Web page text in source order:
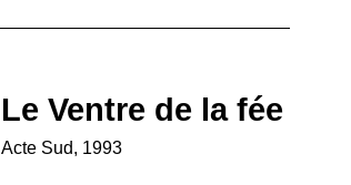
Le Ventre de la fée
Acte Sud, 1993